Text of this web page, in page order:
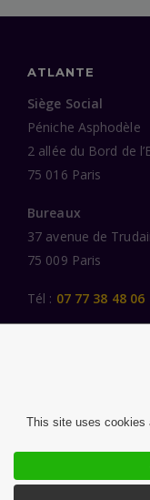
ATLANTE
Siège Social
Péniche Asphodèle
2 allée du Bord de
75 016 Paris
Bureaux
37 avenue de
75 009 Paris
Tél : 07 77 38 48 06
DES FEMMES ET
This site uses cookies